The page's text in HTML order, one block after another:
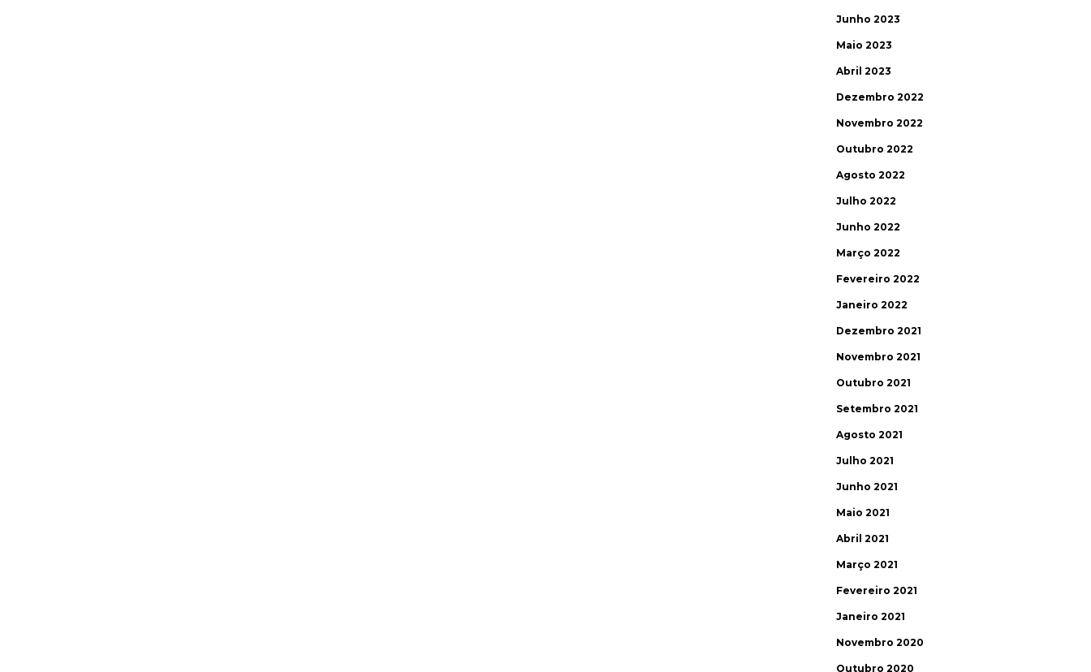
Junho 2023
Maio 2023
Abril 2023
Dezembro 2022
Novembro 2022
Outubro 2022
Agosto 2022
Julho 2022
Junho 2022
Março 2022
Fevereiro 2022
Janeiro 2022
Dezembro 2021
Novembro 2021
Outubro 2021
Setembro 2021
Agosto 2021
Julho 2021
Junho 2021
Maio 2021
Abril 2021
Março 2021
Fevereiro 2021
Janeiro 2021
Novembro 2020
Outubro 2020